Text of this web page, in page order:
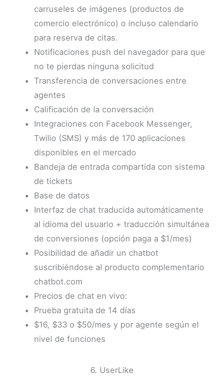
carruseles de imágenes (productos de
comercio electrónico) o incluso calendario
para reserva de citas.
Notificaciones push del navegador para que
no te pierdas ninguna solicitud
Transferencia de conversaciones entre
agentes
Calificación de la conversación
Integraciones con Facebook Messenger,
Twilio (SMS) y más de 170 aplicaciones
disponibles en el mercado
Bandeja de entrada compartida con sistema
de tickets
Base de datos
Interfaz de chat traducida automáticamente
al idioma del usuario + traducción simultánea
de conversiones (opción paga a $1/mes)
Posibilidad de añadir un chatbot
suscribiéndose al producto complementario
chatbot.com
Precios de chat en vivo:
Prueba gratuita de 14 días
$16, $33 o $50/mes y por agente según el
nivel de funciones
6. UserLike